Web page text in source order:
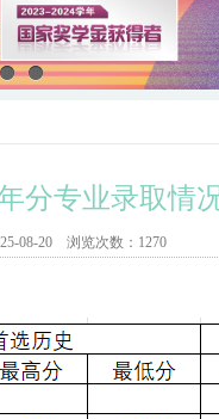
年分专业录取情
08-20 浏览次数： 1270